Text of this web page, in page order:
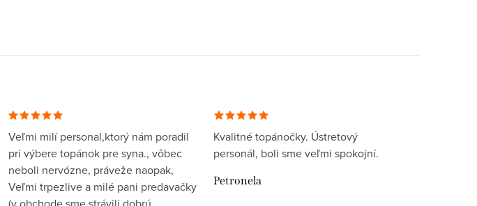
Veľmi milí personal,ktorý nám poradil
pri výbere topánok pre syna., vôbec
neboli nervózne, práveže naopak,
Veľmi trpezlive a milé pani predavačky
Kvalitné topánočky. Ústretový
personál, boli sme veľmi spokojní.
Petronela